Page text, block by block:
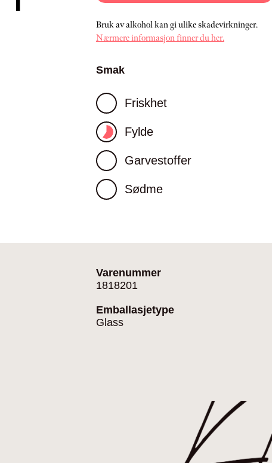
Bruk av alkohol kan gi ulike skadevirkninger.
Nærmere informasjon finner du her.
Smak
Friskhet
Fylde
Garvestoffer
Sødme
Varenummer
1818201
Emballasjetype
Glass